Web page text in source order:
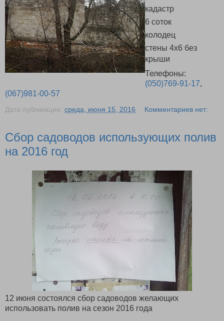
кадастр
6 соток
колодец
стены 4х6 без
крыши
Телефоны:
(050)769-91-17,
(067)981-00-57
Дата публикации: среда, июня 15, 2016 Комментариев нет:
Сбор садоводов использующих полив
на 2016 год
12 июня состоялся сбор садоводов желающих
использовать полив на сезон 2016 года